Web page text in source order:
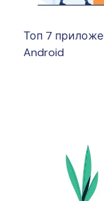
Топ 7
Android